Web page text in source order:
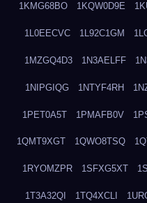
1KMG68BO 1KQW0D9E
1L0EECVC 1L92C1GM
1MZGQ4D3 1N3AELFF
1NIPGIQG 1NTYF4RH
1PET0A5T 1PMAFB0V
1QMT9XGT 1QWO8TSQ
1RYOMZPR 1SFXG5XT
1T3A32QI 1TQ4XCLI